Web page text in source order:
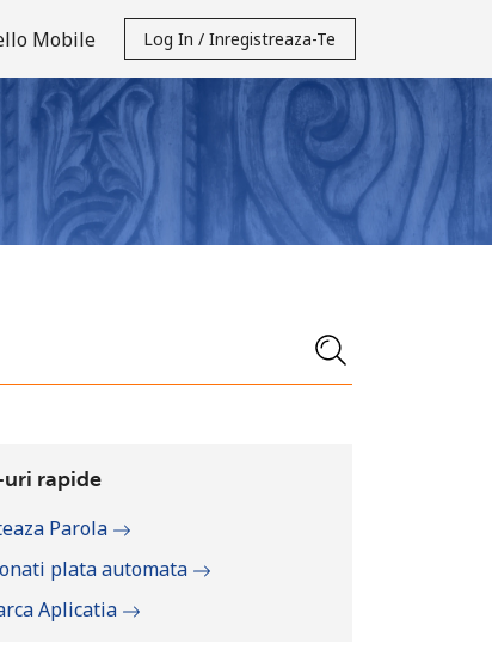
Mobile Log In / Inregistreaza-Te
rapide
Parola
plata automata
Aplicatia